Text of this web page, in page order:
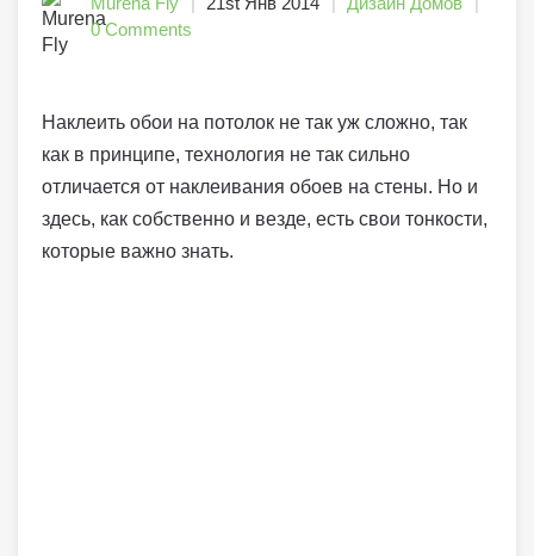
0 Comments
Наклеить обои на потолок не так уж сложно, так
как в принципе, технология не так сильно
отличается от наклеивания обоев на стены. Но и
здесь, как собственно и везде, есть свои тонкости,
которые важно знать.